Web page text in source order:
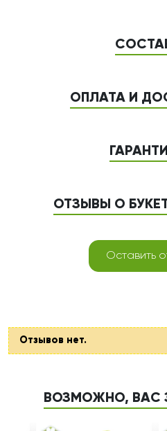
ОПЛАТА И
ОТЗЫВЫ О
Оставить
Отзывов нет.
ВОЗМОЖНО, ВАС